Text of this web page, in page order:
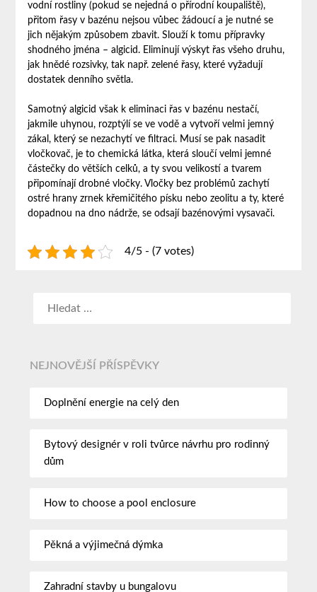
vodní rostliny (pokud se nejedná o přírodní koupaliště),
přitom řasy v bazénu nejsou vůbec žádoucí a je nutné se
jich nějakým způsobem zbavit. Slouží k tomu přípravky
shodného jména – algicid. Eliminují výskyt řas všeho druhu,
jak hnědé rozsivky, tak např. zelené řasy, které vyžadují
dostatek denního světla.
Samotný algicid však k eliminaci řas v bazénu nestačí,
jakmile uhynou, rozptýlí se ve vodě a vytvoří velmi jemný
zákal, který se nezachytí ve filtraci. Musí se pak nasadit
vločkovač, je to chemická látka, která sloučí velmi jemné
částečky do větších celků, a ty svou velikostí a tvarem
připomínají drobné vločky. Vločky bez problémů zachytí
ostré hrany zrnek křemičitého písku nebo zeolitu a ty, které
dopadnou na dno nádrže, se odsají bazénovými vysavači.
4/5 - (7 votes)
NEJNOVĚJŠÍ PŘÍSPĚVKY
Doplnění energie na celý den
Bytový designér v roli tvůrce návrhu pro rodinný
dům
How to choose a pool enclosure
Pěkná a výjimečná dýmka
Zahradní stavby u bungalovu